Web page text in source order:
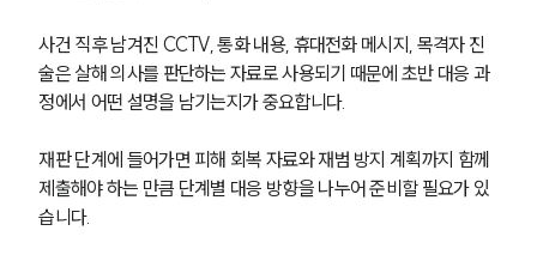
사건 직후 남겨진 CCTV, 통화 내용, 휴대전화 메시지, 목격자 진
술은 살해 의사를 판단하는 자료로 사용되기 때문에 초반 대응 과
정에서 어떤 설명을 남기는지가 중요합니다.
재판 단계에 들어가면 피해 회복 자료와 재범 방지 계획까지 함께
제출해야 하는 만큼 단계별 대응 방향을 나누어 준비할 필요가 있
습니다.